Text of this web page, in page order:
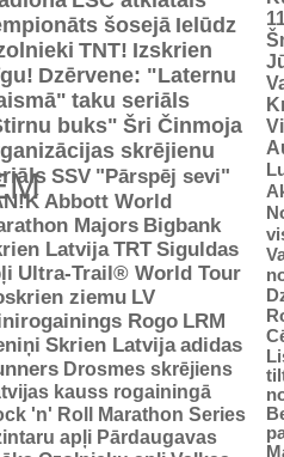
šosejā Ielūdz
TNT! Izskrien
Dzērvene: "Laternu
taku seriāls
buks" Šri Činmoja
skrējienu
SSV "Pārspēj sevi"
Abbott World
Majors Bigbank
Latvija TRT Siguldas
Ultra-Trail® World Tour
ziemu LV
Rogo LRM
Skrien Latvija adidas
Drosmes skrējiens
kauss rogainingā
'n' Roll Marathon Series
apļi Pārdaugavas